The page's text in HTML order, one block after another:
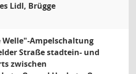
Lidl, Brügge
Welle"-Ampelschaltung
Straße stadtein- und
zwischen